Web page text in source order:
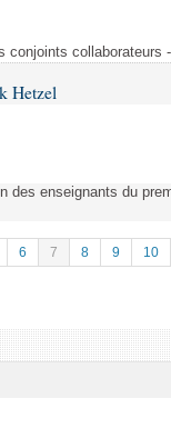
conjoints collaborateurs
Hetzel
des enseignants du
6 7 8 9 10